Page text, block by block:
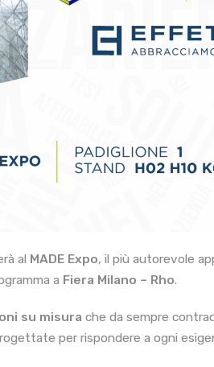
al MADE Expo, il più autorevole
a Fiera Milano – Rho.
su misura che da sempre
per rispondere a ogni